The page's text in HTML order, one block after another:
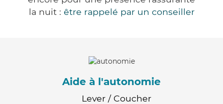
la nuit : être rappelé par un conseiller
Aide à l'autonomie
Lever / Coucher